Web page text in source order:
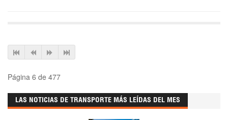
Página 6 de 477
LAS NOTICIAS DE TRANSPORTE MÁS LEÍDAS DEL MES